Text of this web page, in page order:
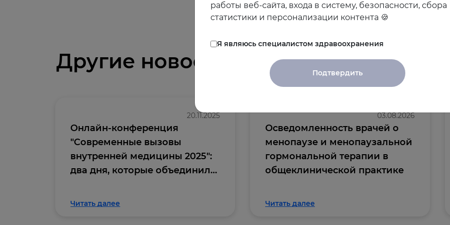
Другие новости
03.08.2026
Осведомленность врачей о
менопаузе и менопаузальной
гормональной терапии в
общеклинической практике
Читать далее
20.11.2025
Онлайн-конференция
"Современные вызовы
внутренней медицины 2025":
два дня, которые объединили
сообщество
Читать далее
работы веб-сайта, входа в систему, безопасности, сбора
статистики и персонализации контента 🍪
Я являюсь специалистом здравоохранения
Подтвердить